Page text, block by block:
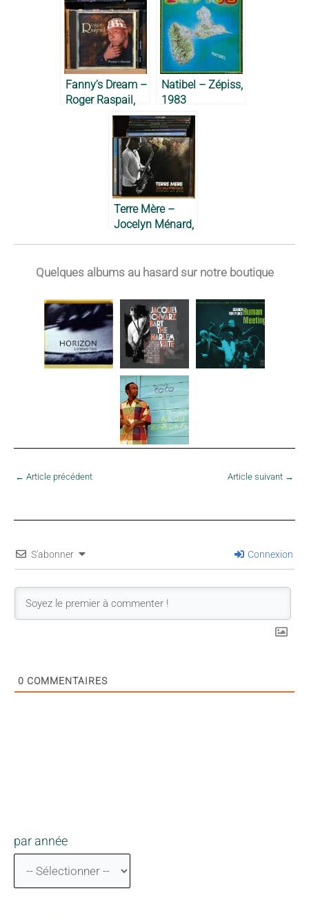
Fanny’s Dream –
Roger Raspail,
Natibel – Zépiss,
1983
Terre Mère –
Jocelyn Ménard,
Quelques albums au hasard sur notre boutique
← Article précédent Article suivant →
S'abonner Connexion
0 COMMENTAIRES
par année